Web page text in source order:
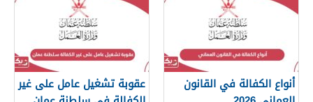
أنواع الكفالة في القانون
عقوبة تشغيل عامل على غير